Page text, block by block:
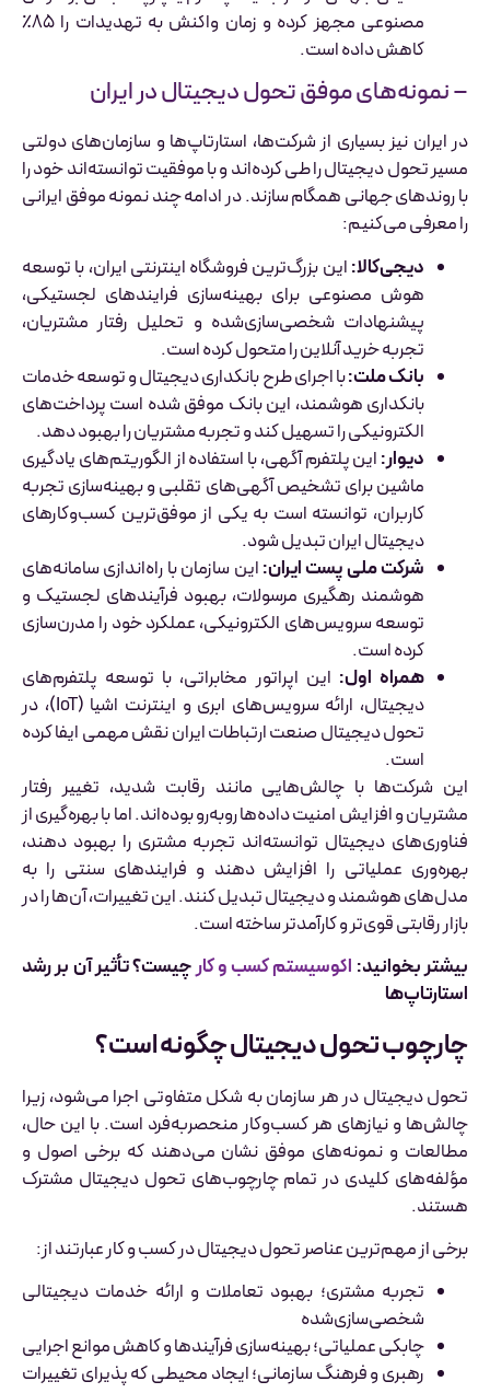
مصنوعی مجهز کرده و زمان واکنش به تهدیدات را ۸۵٪
کاهش داده است.
– نمونه‌های موفق تحول دیجیتال در ایران
در ایران نیز بسیاری از شرکت‌ها، استارتاپ‌ها و سازمان‌های دولتی
مسیر تحول دیجیتال را طی کرده‌اند و با موفقیت توانسته‌اند خود را
با روندهای جهانی همگام سازند. در ادامه چند نمونه موفق ایرانی
را معرفی می‌کنیم:
دیجی‌کالا:این بزرگ‌ترین فروشگاه اینترنتی ایران، با توسعه
هوش مصنوعی برای بهینه‌سازی فرایندهای لجستیکی،
پیشنهادات شخصی‌سازی‌شده و تحلیل رفتار مشتریان،
تجربه خرید آنلاین را متحول کرده است.
بانک ملت:با اجرای طرح بانکداری دیجیتال و توسعه خدمات
بانکداری هوشمند، این بانک موفق شده است پرداخت‌های
الکترونیکی را تسهیل کند و تجربه مشتریان را بهبود دهد.
دیوار:این پلتفرم آگهی، با استفاده از الگوریتم‌های یادگیری
ماشین برای تشخیص آگهی‌های تقلبی و بهینه‌سازی تجربه
کاربران، توانسته است به یکی از موفق‌ترین کسب‌وکارهای
دیجیتال ایران تبدیل شود.
شرکت ملی پست ایران:این سازمان با راه‌اندازی سامانه‌های
هوشمند رهگیری مرسولات، بهبود فرآیندهای لجستیک و
توسعه سرویس‌های الکترونیکی، عملکرد خود را مدرن‌سازی
کرده است.
همراه اول: این اپراتور مخابراتی، با توسعه پلتفرم‌های
دیجیتال، ارائه سرویس‌های ابری و اینترنت اشیا (IoT)، در
تحول دیجیتال صنعت ارتباطات ایران نقش مهمی ایفا کرده
است.
این شرکت‌ها با چالش‌هایی مانند رقابت شدید، تغییر رفتار
مشتریان و افزایش امنیت داده‌ها روبه‌رو بوده‌اند. اما با بهره‌گیری از
فناوری‌های دیجیتال توانسته‌اند تجربه مشتری را بهبود دهند،
بهره‌وری عملیاتی را افزایش دهند و فرایندهای سنتی را به
مدل‌های هوشمند و دیجیتال تبدیل کنند. این تغییرات، آن‌ها را در
بازار رقابتی قوی‌تر و کارآمدتر ساخته است.
بیشتر بخوانید: اکوسیستم کسب و کارچیست؟ تأثیر آن بر رشد
استارتاپ‌ها
چارچوب تحول دیجیتال چگونه است؟
تحول دیجیتال در هر سازمان به شکل متفاوتی اجرا می‌شود، زیرا
چالش‌ها و نیازهای هر کسب‌وکار منحصر‌به‌فرد است. با این حال،
مطالعات و نمونه‌های موفق نشان می‌دهند که برخی اصول و
مؤلفه‌های کلیدی در تمام چارچوب‌های تحول دیجیتال مشترک
هستند.
برخی از مهم‌ترین عناصر تحول دیجیتال در کسب و کار عبارتند از:
تجربه مشتری؛ بهبود تعاملات و ارائه خدمات دیجیتالی
شخصی‌سازی‌شده
چابکی عملیاتی؛ بهینه‌سازی فرآیندها و کاهش موانع اجرایی
رهبری و فرهنگ سازمانی؛ ایجاد محیطی که پذیرای تغییرات